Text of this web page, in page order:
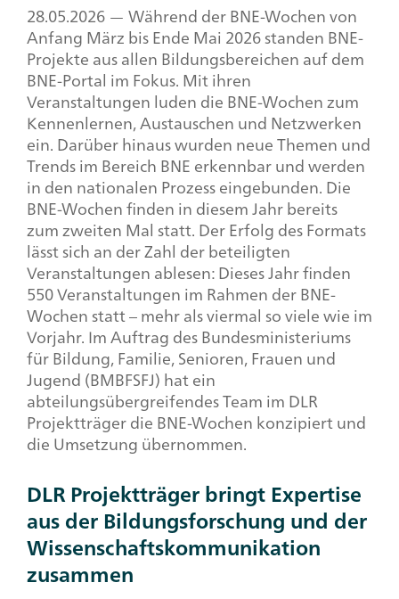
28.05.2026 — Während der BNE-Wochen von
Anfang März bis Ende Mai 2026 standen BNE-
Projekte aus allen Bildungsbereichen auf dem
BNE-Portal im Fokus. Mit ihren
Veranstaltungen luden die BNE-Wochen zum
Kennenlernen, Austauschen und Netzwerken
ein. Darüber hinaus wurden neue Themen und
Trends im Bereich BNE erkennbar und werden
in den nationalen Prozess eingebunden. Die
BNE-Wochen finden in diesem Jahr bereits
zum zweiten Mal statt. Der Erfolg des Formats
lässt sich an der Zahl der beteiligten
Veranstaltungen ablesen: Dieses Jahr finden
550 Veranstaltungen im Rahmen der BNE-
Wochen statt – mehr als viermal so viele wie im
Vorjahr. Im Auftrag des Bundesministeriums
für Bildung, Familie, Senioren, Frauen und
Jugend (BMBFSFJ) hat ein
abteilungsübergreifendes Team im DLR
Projektträger die BNE-Wochen konzipiert und
die Umsetzung übernommen.
DLR Projektträger bringt Expertise
aus der Bildungsforschung und der
Wissenschaftskommunikation
zusammen